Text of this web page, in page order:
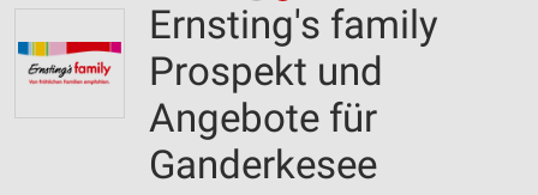
Ernsting's family
Prospekt und
Angebote für
Ganderkesee